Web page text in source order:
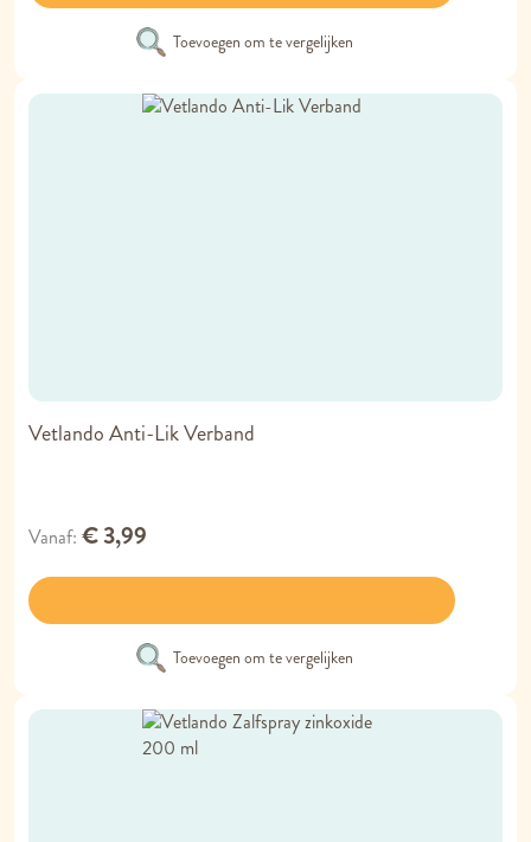
Toevoegen om te vergelijken
Vetlando Anti-Lik Verband
Vanaf € 3,99
Toevoegen om te vergelijken